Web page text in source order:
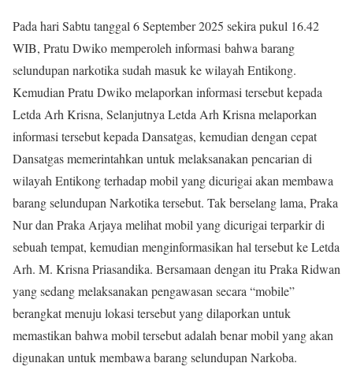
Pada hari Sabtu tanggal 6 September 2025 sekira pukul 16.42
WIB, Pratu Dwiko memperoleh informasi bahwa barang
selundupan narkotika sudah masuk ke wilayah Entikong.
Kemudian Pratu Dwiko melaporkan informasi tersebut kepada
Letda Arh Krisna, Selanjutnya Letda Arh Krisna melaporkan
informasi tersebut kepada Dansatgas, kemudian dengan cepat
Dansatgas memerintahkan untuk melaksanakan pencarian di
wilayah Entikong terhadap mobil yang dicurigai akan membawa
barang selundupan Narkotika tersebut. Tak berselang lama, Praka
Nur dan Praka Arjaya melihat mobil yang dicurigai terparkir di
sebuah tempat, kemudian menginformasikan hal tersebut ke Letda
Arh. M. Krisna Priasandika. Bersamaan dengan itu Praka Ridwan
yang sedang melaksanakan pengawasan secara “mobile”
berangkat menuju lokasi tersebut yang dilaporkan untuk
memastikan bahwa mobil tersebut adalah benar mobil yang akan
digunakan untuk membawa barang selundupan Narkoba.